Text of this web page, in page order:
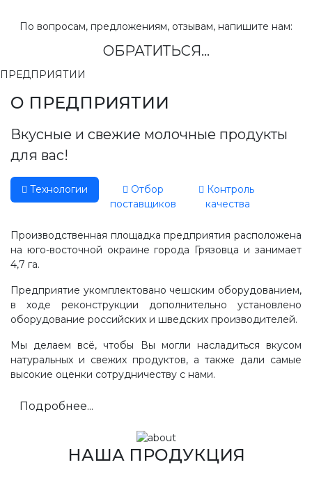
Приемная:(81755) 2-16-38
Отдел продаж:(81755) 2-18-62
(81755) 2-10-14
Контакты отделов
По вопросам, предложениям, отзывам, напишите нам:
ОБРАТИТЬСЯ...
ПРЕДПРИЯТИИ
О ПРЕДПРИЯТИИ
Вкусные и свежие молочные продукты
для вас!
Технологии
Отбор
поставщиков
Контроль
качества
Производственная площадка предприятия расположена
на юго-восточной окраине города Грязовца и занимает
4,7 га.
Предприятие укомплектовано чешским оборудованием,
в ходе реконструкции дополнительно установлено
оборудование российских и шведских производителей.
Мы делаем всё, чтобы Вы могли насладиться вкусом
натуральных и свежих продуктов, а также дали самые
высокие оценки сотрудничеству с нами.
Подробнее...
НАША ПРОДУКЦИЯ